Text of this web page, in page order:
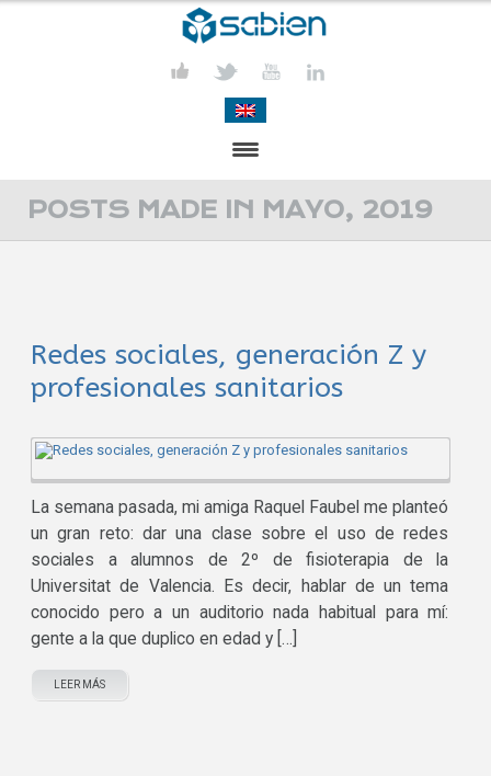
PRESENTACIÓN
ACTIVIDADES
COMUNICACIÓN
CONTACTA
POSTS MADE IN MAYO, 2019
Redes sociales, generación Z y
profesionales sanitarios
La semana pasada, mi amiga Raquel Faubel me planteó
un gran reto: dar una clase sobre el uso de redes
sociales a alumnos de 2º de fisioterapia de la
Universitat de Valencia. Es decir, hablar de un tema
conocido pero a un auditorio nada habitual para mí:
gente a la que duplico en edad y […]
LEER MÁS